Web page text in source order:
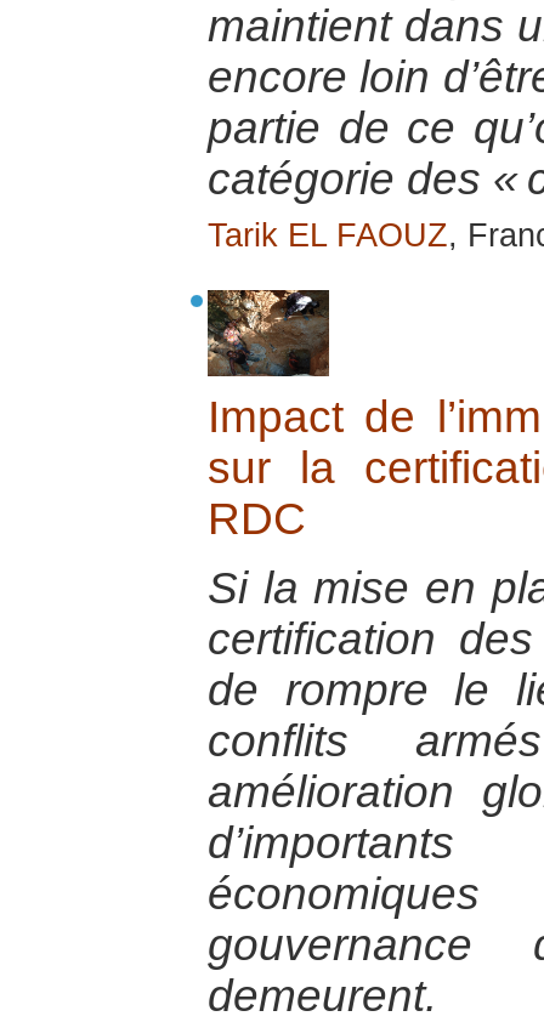
maintient dans
encore loin
partie de ce
catégorie des «
Tarik EL FAOUZ,
Impact de
sur la
RDC
Si la mise en
certification
de rompre le
conflits
amélioration
demeurent.